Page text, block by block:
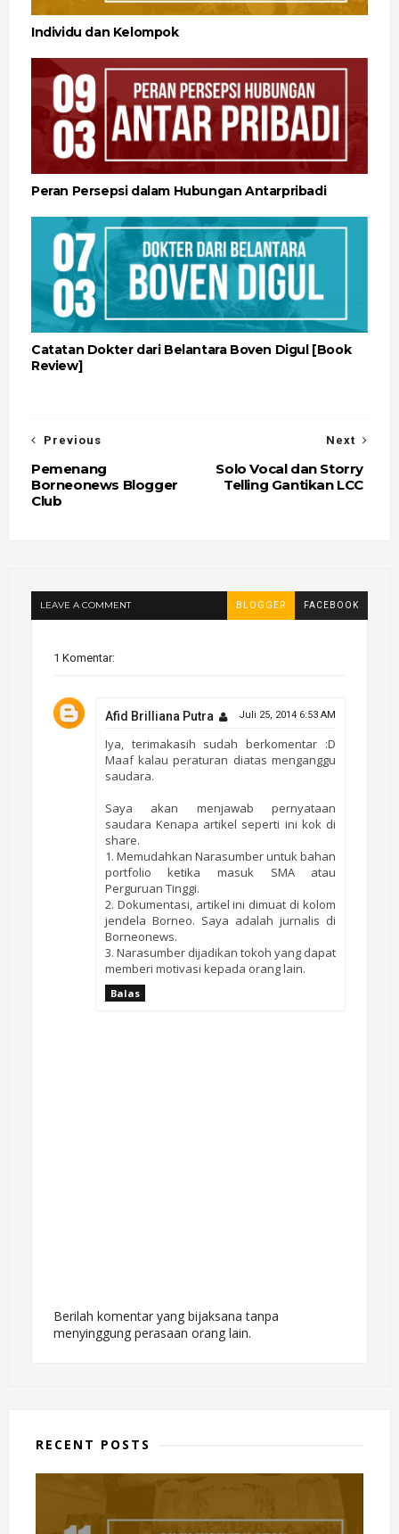
Individu dan Kelompok
Peran Persepsi dalam Hubungan Antarpribadi
Catatan Dokter dari Belantara Boven Digul [Book
Review]
Next
Solo Vocal dan Storry
Telling Gantikan LCC
Previous
Pemenang
Borneonews Blogger
Club
LEAVE A COMMENT BLOGGER FACEBOOK
1 Komentar:
Afid Brilliana Putra Juli 25, 2014 6:53 AM
Iya, terimakasih sudah berkomentar :D
Maaf kalau peraturan diatas menganggu
saudara.
Saya akan menjawab pernyataan
saudara Kenapa artikel seperti ini kok di
share.
1. Memudahkan Narasumber untuk bahan
portfolio ketika masuk SMA atau
Perguruan Tinggi.
2. Dokumentasi, artikel ini dimuat di kolom
jendela Borneo. Saya adalah jurnalis di
Borneonews.
3. Narasumber dijadikan tokoh yang dapat
memberi motivasi kepada orang lain.
Balas
Berilah komentar yang bijaksana tanpa
menyinggung perasaan orang lain.
RECENT POSTS